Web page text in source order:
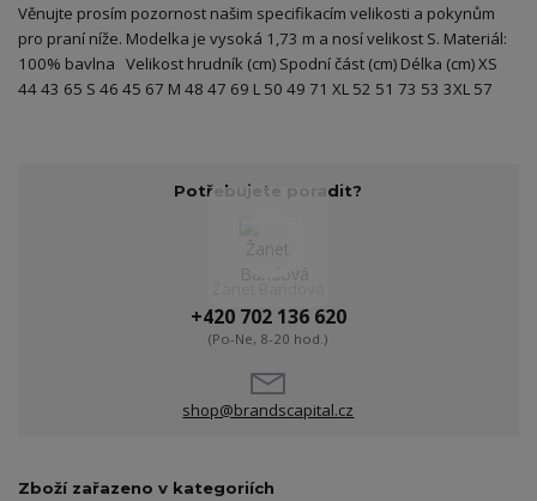
Věnujte prosím pozornost našim specifikacím velikosti a pokynům
pro praní níže. Modelka je vysoká 1,73 m a nosí velikost S. Materiál:
100% bavlna Velikost hrudník (cm) Spodní část (cm) Délka (cm) XS
44 43 65 S 46 45 67 M 48 47 69 L 50 49 71 XL 52 51 73 53 3XL 57
Potřebujete poradit?
+420 702 136 620
(Po-Ne, 8-20 hod.)
shop@brandscapital.cz
Zboží zařazeno v kategoriích